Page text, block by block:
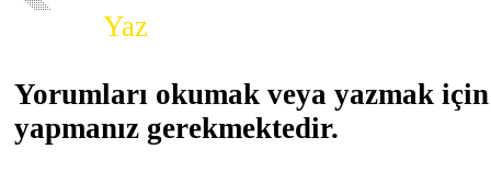
Yaz
Yorumları okumak veya yazmak
yapmanız gerekmektedir.